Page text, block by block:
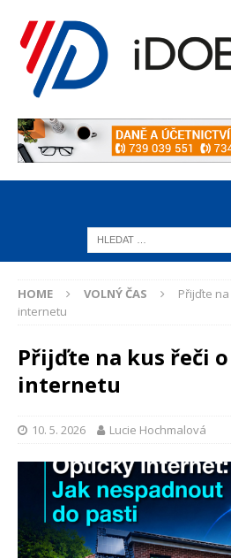
HOME VOLNÝ ČAS
Přijďte
internetu
Přijďte na kus řeči
internetu
10. 5. 2026 Lucie Hochmalová